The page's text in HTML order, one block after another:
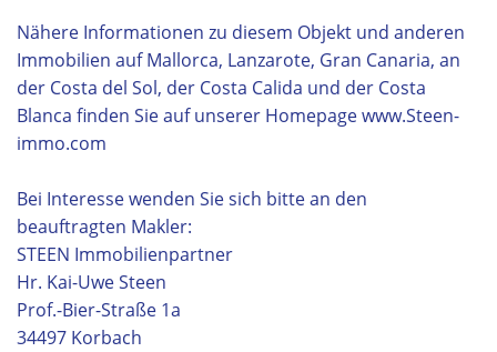
Nähere Informationen zu diesem Objekt und anderen
Immobilien auf Mallorca, Lanzarote, Gran Canaria, an
der Costa del Sol, der Costa Calida und der Costa
Blanca finden Sie auf unserer Homepage www.Steen-
immo.com
Bei Interesse wenden Sie sich bitte an den
beauftragten Makler:
STEEN Immobilienpartner
Hr. Kai-Uwe Steen
Prof.-Bier-Straße 1a
34497 Korbach